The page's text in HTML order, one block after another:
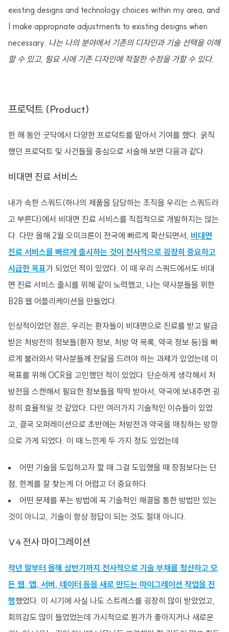
existing designs and technology choices within my area, and
I make appropriate adjustments to existing designs when
necessary. 나는 나의 분야에서 기존의 디자인과 기술 선택을 이해
할 수 있고, 필요 시에 기존 디자인에 적절한 수정을 가할 수 있다.
프로덕트 (Product)
한 해 동안 굿닥에서 다양한 프로덕트를 맡아서 기여를 했다. 굵직
했던 프로덕트 및 사건들을 중심으로 서술해 보면 다음과 같다.
비대면 진료 서비스
내가 속한 스쿼드(하나의 제품을 담당하는 조직을 우리는 스쿼드라
고 부른다)에서 비대면 진료 서비스를 직접적으로 개발하지는 않는
다. 다만 올해 2월 오미크론이 전국에 빠르게 확산되면서, 비대면
진료 서비스를 빠르게 출시하는 것이 전사적으로 굉장히 중요하고
시급한 목표가 되었던 적이 있었다. 이 때 우리 스쿼드에서도 비대
면 진료 서비스 출시를 위해 같이 노력했고, 나는 약사분들을 위한
B2B 웹 어플리케이션을 만들었다.
인상적이었던 점은, 우리는 환자들이 비대면으로 진료를 받고 발급
받은 처방전의 정보들(환자 정보, 처방 약 목록, 약국 정보 등)을 빠
르게 불러와서 약사분들께 전달을 드려야 하는 과제가 있었는데 이
목표를 위해 OCR을 고민했던 적이 있었다. 단순하게 생각해서 처
방전을 스캔해서 필요한 정보들을 딱딱 받아서, 약국에 보내주면 굉
장히 효율적일 것 같았다. 다만 여러가지 기술적인 이슈들이 있었
고, 결국 오퍼레이션으로 초반에는 처방전과 약국을 매칭하는 방향
으로 가게 되었다. 이 때 느낀게 두 가지 정도 있었는데
어떤 기술을 도입하고자 할 때 그걸 도입했을 때 장점보다는 단
점, 한계를 잘 찾는게 더 어렵고 더 중요하다.
어떤 문제를 푸는 방법에 꼭 기술적인 해결을 통한 방법만 있는
것이 아니고, 기술이 항상 정답이 되는 것도 절대 아니다.
V4 전사 마이그레이션
작년 말부터 올해 상반기까지 전사적으로 기술 부채를 청산하고 모
든 웹, 앱, 서버, 데이터 등을 새로 만드는 마이그레이션 작업을 진
행했었다. 이 시기에 사실 나도 스트레스를 굉장히 많이 받았었고,
회의감도 많이 들었었는데 가시적으로 뭔가가 좋아지거나 새로운